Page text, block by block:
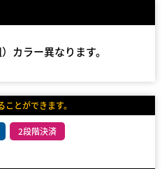
カラー異なります。
とができます。
2段階決済